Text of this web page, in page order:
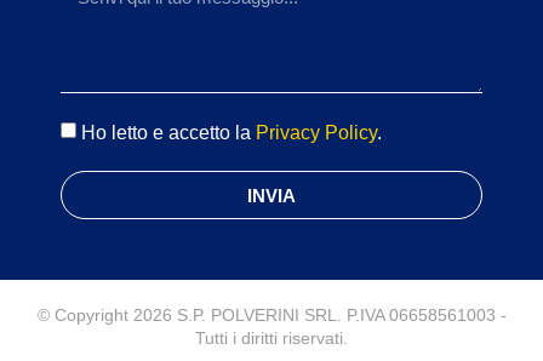
Ho letto e accetto la Privacy Policy.
INVIA
© Copyright 2026 S.P. POLVERINI SRL. P.IVA 06658561003 -
Tutti i diritti riservati.